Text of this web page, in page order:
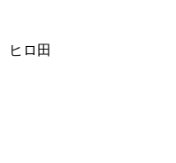
ヒロ田